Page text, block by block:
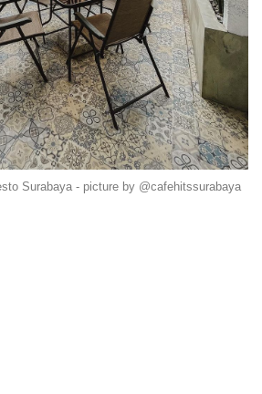
Surabaya - picture by @cafehitssurabaya